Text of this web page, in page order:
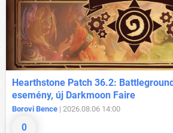
0
Hearthstone Patch 36.2:
esemény, új Darkmoon Faire
Borovi Bence | 2026.08.06 14:00